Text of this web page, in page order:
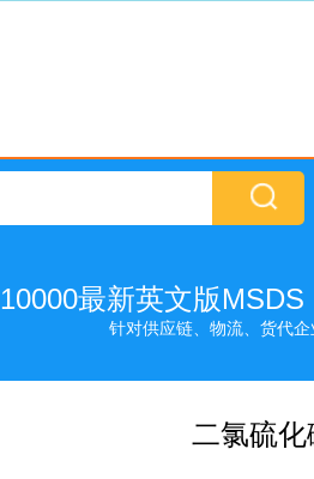
10000最新英文版MSDS
针对供应链、物流、货代企
二氯硫